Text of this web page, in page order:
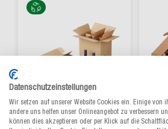
Datenschutzeinstellungen
Wir setzen auf unserer Website Cookies ein. Einige von
andere uns helfen unser Onlineangebot zu verbessern
können dies akzeptieren oder per Klick auf die